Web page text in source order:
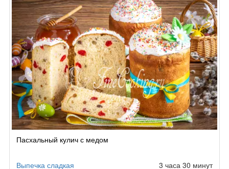
Пасхальный кулич с медом
Выпечка сладкая 3 часа 30 минут